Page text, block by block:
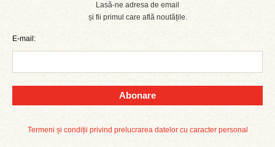
Lasă-ne adresa de email
și fii primul care află noutățile.
E-mail:
Abonare
Termeni și condiții privind prelucrarea datelor cu caracter personal